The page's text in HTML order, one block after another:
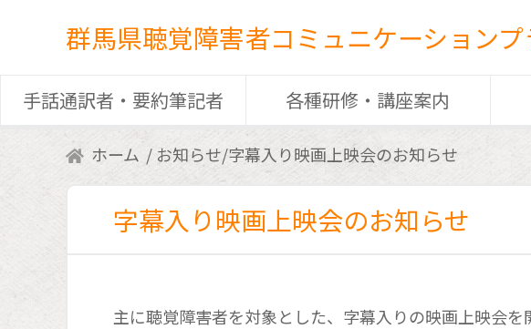
群馬県聴覚障害者コミュニケーションプ
手話通訳者・要約筆記者 各種研修・講座案内
ホーム お知らせ/字幕入り映画上映会のお知らせ
字幕入り映画上映会のお知らせ
主に聴覚障害者を対象とした、字幕入りの映画上映会を